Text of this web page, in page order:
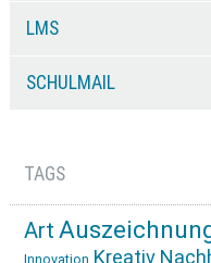
LMS
SCHULMAIL
TAGS
Art
Innovation Kreativ